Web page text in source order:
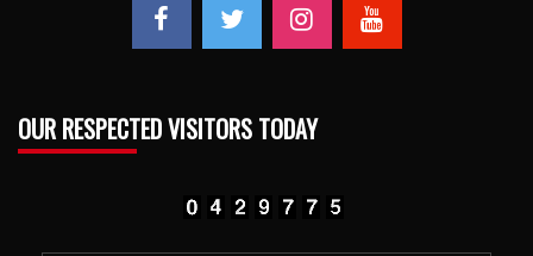
OUR RESPECTED VISITORS TODAY